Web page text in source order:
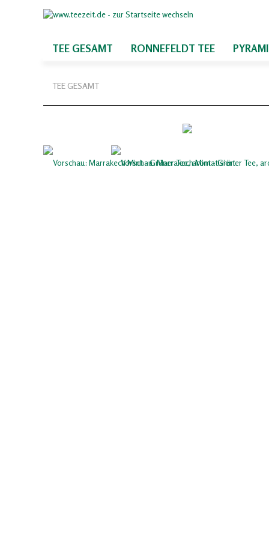
TEE GESAMT RONNEFELDT TEE
TEE GESAMT